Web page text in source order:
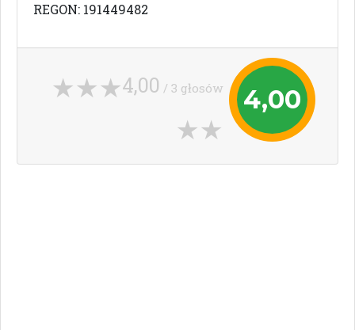
REGON: 191449482
4,00
4,00 / 3 głosów